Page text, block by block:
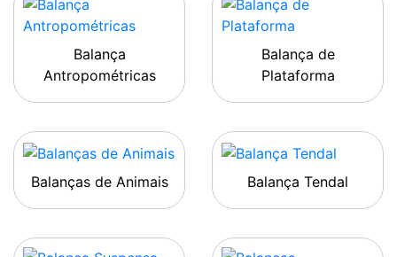
Balança
Antropométricas
Balança de
Plataforma
Balanças de Animais Balança Tendal